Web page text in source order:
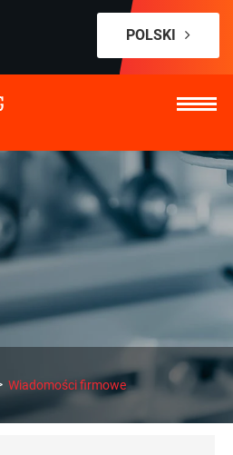
POLSKI
Wiadomości firmowe